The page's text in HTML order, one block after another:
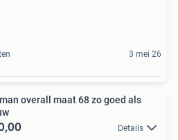
3 mei 26
overall maat 68 zo goed als
Details